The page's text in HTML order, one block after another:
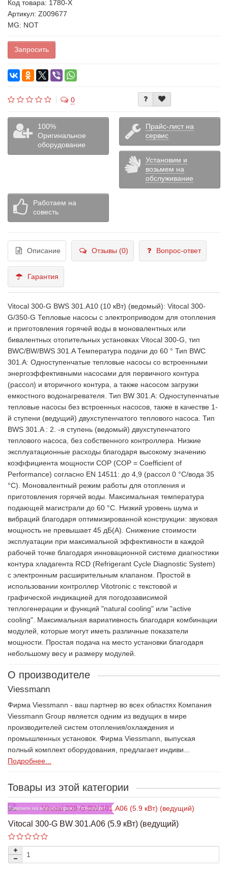
Код товара: 1780-X
Артикул: Z009677
MG: NOT
Запросить
0
100%
Оригинальное
оборудование
Прайс-лист на
сервис
Установим и
возьмем на
обслуживание
Работаем на
совесть
Описание Отзывы (0) Вопрос-ответ
Гарантия
Vitocal 300-G BWS 301.A10 (10 кВт) (ведомый): Vitocal 300-
G/350-G Тепловые насосы с электроприводом для отопления
и приготовления горячей воды в моновалентных или
бивалентных отопительных установках Vitocal 300-G, тип
BWC/BW/BWS 301.A Температура подачи до 60 ° Тип BWC
301.A: Одноступенчатые тепловые насосы со встроенными
энергоэффективными насосами для первичного контура
(рассол) и вторичного контура, а также насосом загрузки
емкостного водонагревателя. Тип BW 301.A: Одноступенчатые
тепловые насосы без встроенных насосов, также в качестве 1-
й ступени (ведущий) двухступенчатого теплового насоса. Тип
BWS 301.A : 2. -я ступень (ведомый) двухступенчатого
теплового насоса, без собственного контроллера. Низкие
эксплуатационные расходы благодаря высокому значению
коэффициента мощности COP (COP = Coefficient of
Performance) согласно EN 14511: до 4,9 (рассол 0 °C/вода 35
°C). Моновалентный режим работы для отопления и
приготовления горячей воды. Максимальная температура
подающей магистрали до 60 °C. Низкий уровень шума и
вибраций благодаря оптимизированной конструкции: звуковая
мощность не превышает 45 дБ(A). Снижение стоимости
эксплуатации при максимальной эффективности в каждой
рабочей точке благодаря инновационной системе диагностики
контура хладагента RCD (Refrigerant Cycle Diagnostic System)
с электронным расширительным клапаном. Простой в
использовании контроллер Vitotronic с текстовой и
графической индикацией для погодозависимой
теплогенерации и функций "natural cooling" или "active
cooling". Максимальная вариативность благодаря комбинации
модулей, которые могут иметь различные показатели
мощности. Простая подача на место установки благодаря
небольшому весу и размеру модулей.
О производителе
Viessmann
Фирма Viessmann - ваш партнер во всех областях Компания
Viessmann Group является одним из ведущих в мире
производителей систем отопления/охлаждения и
промышленных установок. Фирма Viessmann, выпуская
полный комплект оборудования, предлагает индиви...
Подробнее...
Товары из этой категории
Заменен на новую серию. Уточняйте!
Vitocal 300-G BW 301.A06 (5.9 кВт) (ведущий)